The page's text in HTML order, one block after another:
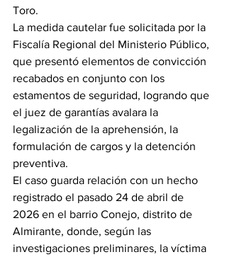
Toro.
La medida cautelar fue solicitada por la
Fiscalía Regional del Ministerio Público,
que presentó elementos de convicción
recabados en conjunto con los
estamentos de seguridad, logrando que
el juez de garantías avalara la
legalización de la aprehensión, la
formulación de cargos y la detención
preventiva.
El caso guarda relación con un hecho
registrado el pasado 24 de abril de
2026 en el barrio Conejo, distrito de
Almirante, donde, según las
investigaciones preliminares, la víctima